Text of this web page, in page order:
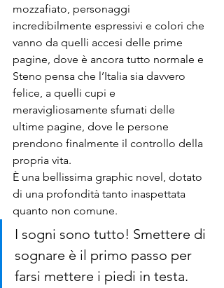
mozzafiato, personaggi
incredibilmente espressivi e colori che
vanno da quelli accesi delle prime
pagine, dove è ancora tutto normale e
Steno pensa che l’Italia sia davvero
felice, a quelli cupi e
meravigliosamente sfumati delle
ultime pagine, dove le persone
prendono finalmente il controllo della
propria vita.
È una bellissima graphic novel, dotato
di una profondità tanto inaspettata
quanto non comune.
I sogni sono tutto! Smettere di
sognare è il primo passo per
farsi mettere i piedi in testa.